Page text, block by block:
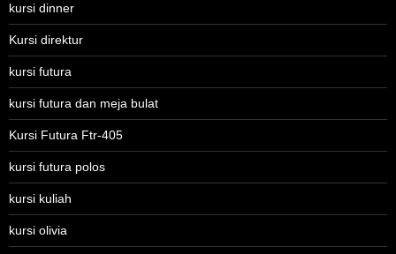
kursi dinner
Kursi direktur
kursi futura
kursi futura dan meja bulat
Kursi Futura Ftr-405
kursi futura polos
kursi kuliah
kursi olivia